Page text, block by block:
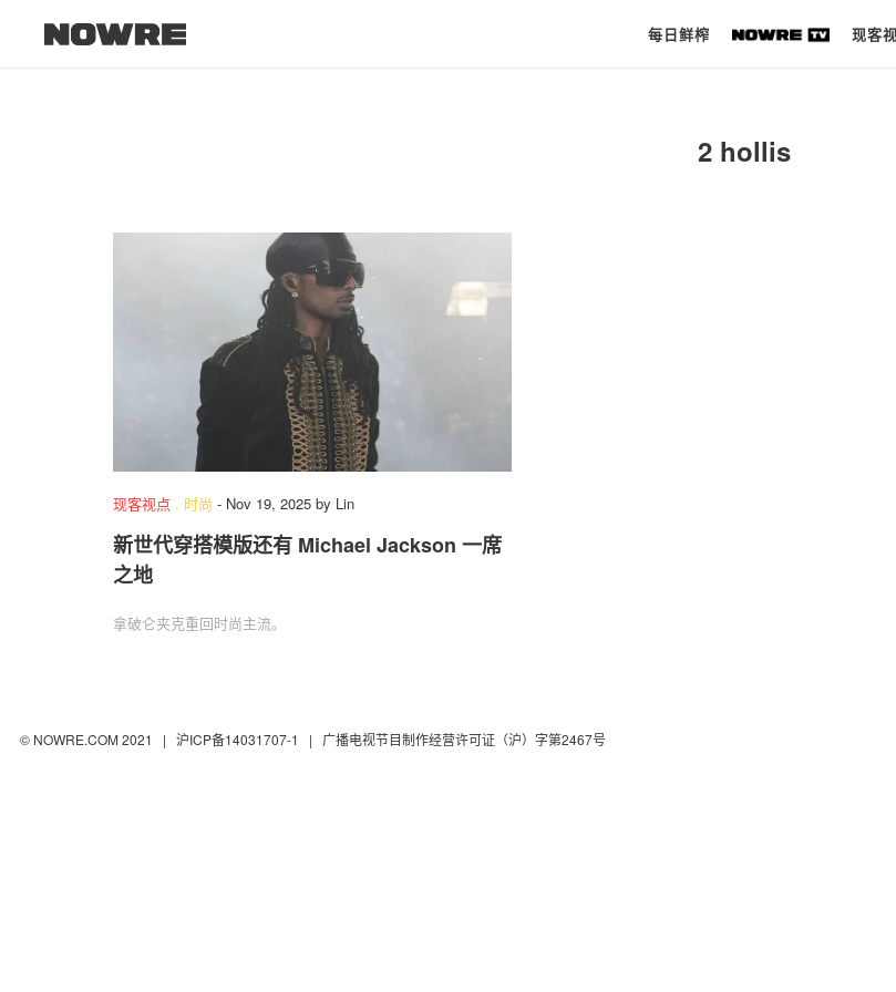
每日鲜榨 现客
2 hollis
现客视点 . 时尚 - Nov 19, 2025 by Lin
新世代穿搭模版还有 Michael Jackson 一席
之地
拿破仑夹克重回时尚主流。
© NOWRE.COM 2021 | 沪ICP备14031707-1 | 广播电视节目制作经营许可证（沪）字第2467号